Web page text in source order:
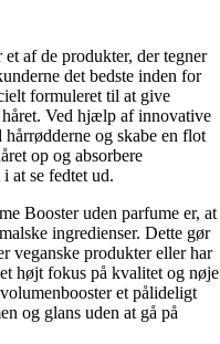
af de produkter, der tegner
det bedste inden for
formuleret til at give
Ved hjælp af innovative
og skabe en flot
op og absorbere
at se fedtet ud.
Booster uden parfume er, at
ingredienser. Dette gør
veganske produkter eller har
højt fokus på kvalitet og nøje
et pålideligt
og glans uden at gå på